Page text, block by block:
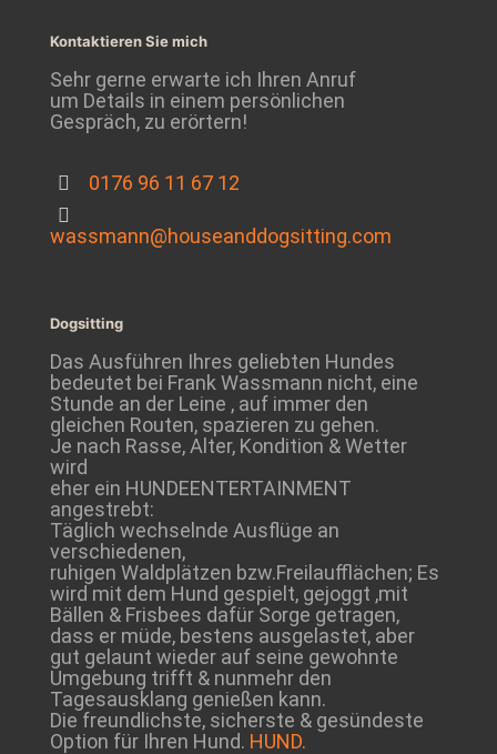
Kontaktieren Sie mich
Sehr gerne erwarte ich Ihren Anruf
um Details in einem persönlichen
Gespräch, zu erörtern!
0176 96 11 67 12
wassmann@houseanddogsitting.com
Dogsitting
Das Ausführen Ihres geliebten Hundes
bedeutet bei Frank Wassmann nicht, eine
Stunde an der Leine , auf immer den
gleichen Routen, spazieren zu gehen.
Je nach Rasse, Alter, Kondition & Wetter
wird
eher ein HUNDEENTERTAINMENT
angestrebt:
Täglich wechselnde Ausflüge an
verschiedenen,
ruhigen Waldplätzen bzw.Freilaufflächen; Es
wird mit dem Hund gespielt, gejoggt ,mit
Bällen & Frisbees dafür Sorge getragen,
dass er müde, bestens ausgelastet, aber
gut gelaunt wieder auf seine gewohnte
Umgebung trifft & nunmehr den
Tagesausklang genießen kann.
Die freundlichste, sicherste & gesündeste
Option für Ihren Hund. HUND.